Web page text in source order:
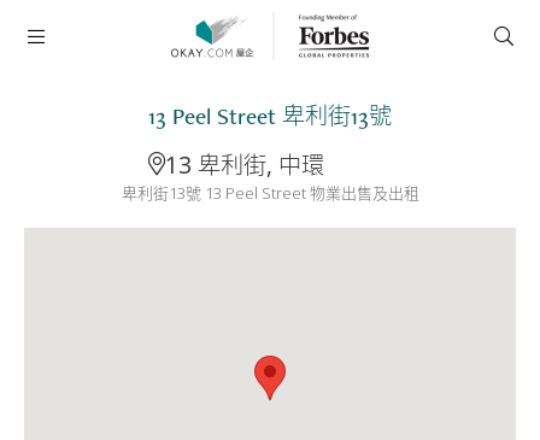
13 Peel Street 卑利街13號
13 卑利街, 中環
卑利街13號 13 Peel Street 物業出售及出租